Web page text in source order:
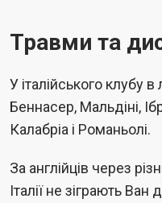
Травми та
У італійського клубу
Беннасер, Мальдіні,
Калабріа і Романьолі.
За англійців через
Італії не зіграють Ван